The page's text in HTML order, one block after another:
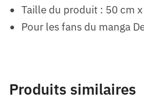
Taille du produit : 50 cm
Pour les fans du manga
Produits similaires